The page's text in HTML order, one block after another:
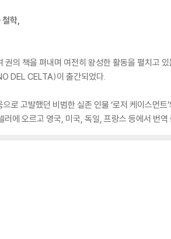
철학,
의 책을 펴내며 여전히 왕성한 활동을 펼치고
DEL CELTA)이 출간되었다.
로 고발했던 비범한 실존 인물 ‘로저 케이스먼
에 오르고 영국, 미국, 독일, 프랑스 등에서 번역